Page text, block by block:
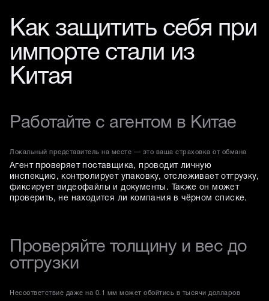
Как защитить себя при
импорте стали из
Китая
Работайте с агентом в Китае
Локальный представитель на месте — это ваша страховка от обмана
Агент проверяет поставщика, проводит личную
инспекцию, контролирует упаковку, отслеживает отгрузку,
фиксирует видеофайлы и документы. Также он может
проверить, не находится ли компания в чёрном списке.
Проверяйте толщину и вес до
отгрузки
Несоответствие даже на 0.1 мм может обойтись в тысячи долларов